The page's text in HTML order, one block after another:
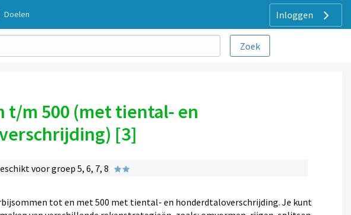
Inloggen
Doelen
t/m 500 (met tiental- en
[3]
voor groep 5, 6, 7, 8
tot en met 500 met tiental- en honderdtaloverschrijding. Je kunt